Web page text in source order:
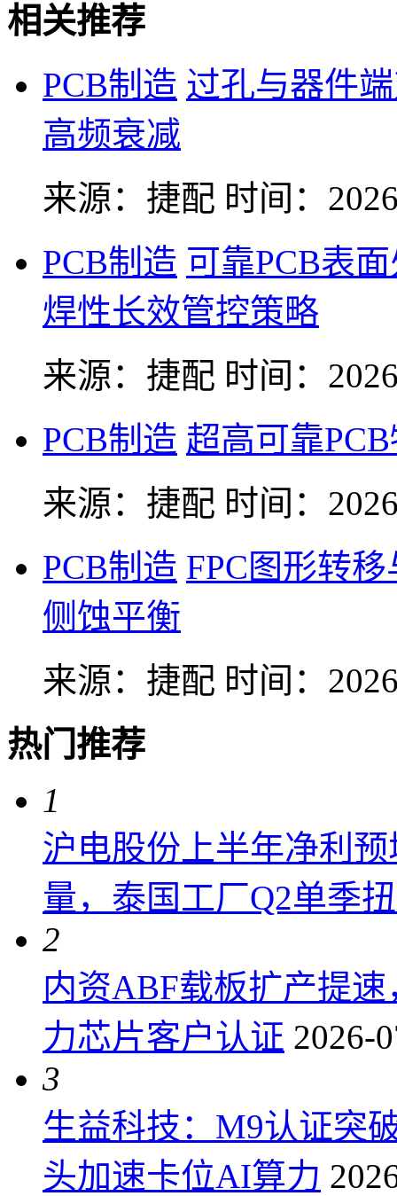
相关推荐
PCB制造 过孔与器件
高频衰减
来源：捷配 时间：
PCB制造 可靠PCB表
焊性长效管控策略
来源：捷配 时间：
PCB制造 超高可靠
来源：捷配 时间：
PCB制造 FPC图形转
侧蚀平衡
来源：捷配 时间：
热门推荐
1
沪电股份上半年净利
量，泰国工厂Q2单季
2
内资ABF载板扩产提
力芯片客户认证 2026-
3
生益科技：M9认证突
头加速卡位AI算力